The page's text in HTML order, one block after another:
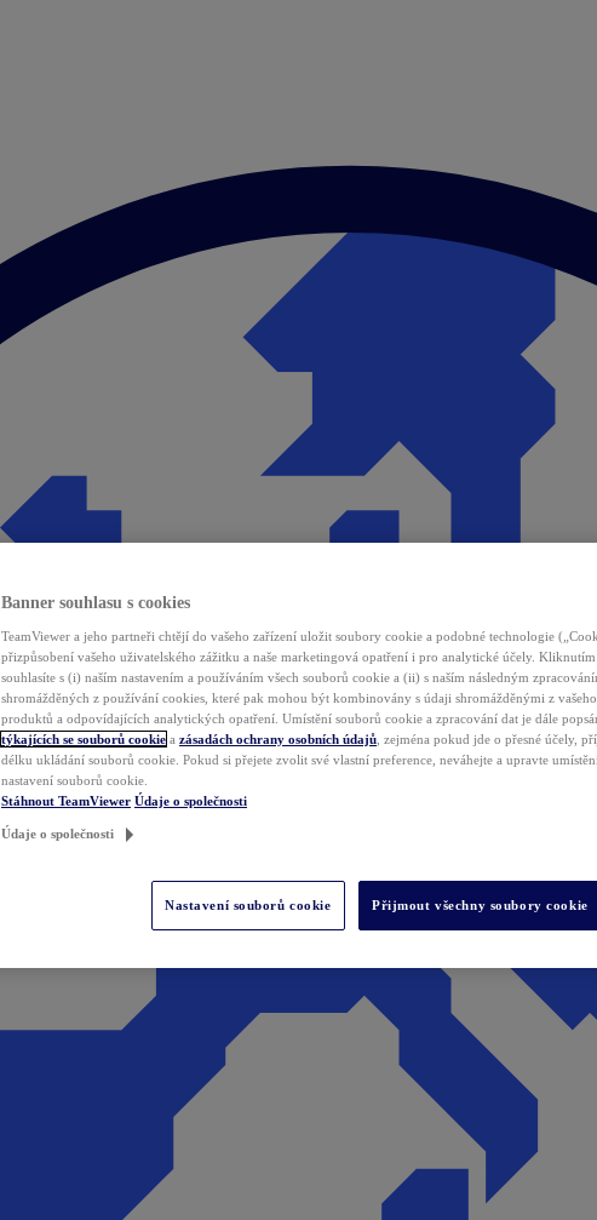
Banner souhlasu s cookies
TeamViewer a jeho partneři chtějí do vašeho zařízení uložit soubory cookie a podobné technologie
přizpůsobení vašeho uživatelského zážitku a naše marketingová opatření i pro analytické účely. Kliknutím
souhlasíte s (i) naším nastavením a používáním všech souborů cookie a (ii) s naším následným
shromážděných z používání cookies, které pak mohou být kombinovány s údaji shromážděnými z
produktů a odpovídajících analytických opatření. Umístění souborů cookie a zpracování dat je dále
týkajících se souborů cookie a zásadách ochrany osobních údajů , zejména pokud jde o přesné účely,
délku ukládání souborů cookie. Pokud si přejete zvolit své vlastní preference, neváhejte a upravte
nastavení souborů cookie.
Stáhnout TeamViewer Údaje o společnosti
Údaje o společnosti
Nastavení souborů cookie Přijmout všechny soubory cookie